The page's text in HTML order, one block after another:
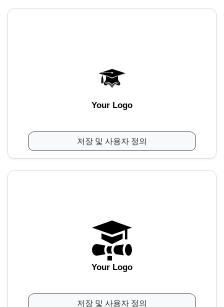
Your Logo
저장 및 사용자 정의
Your Logo
저장 및 사용자 정의